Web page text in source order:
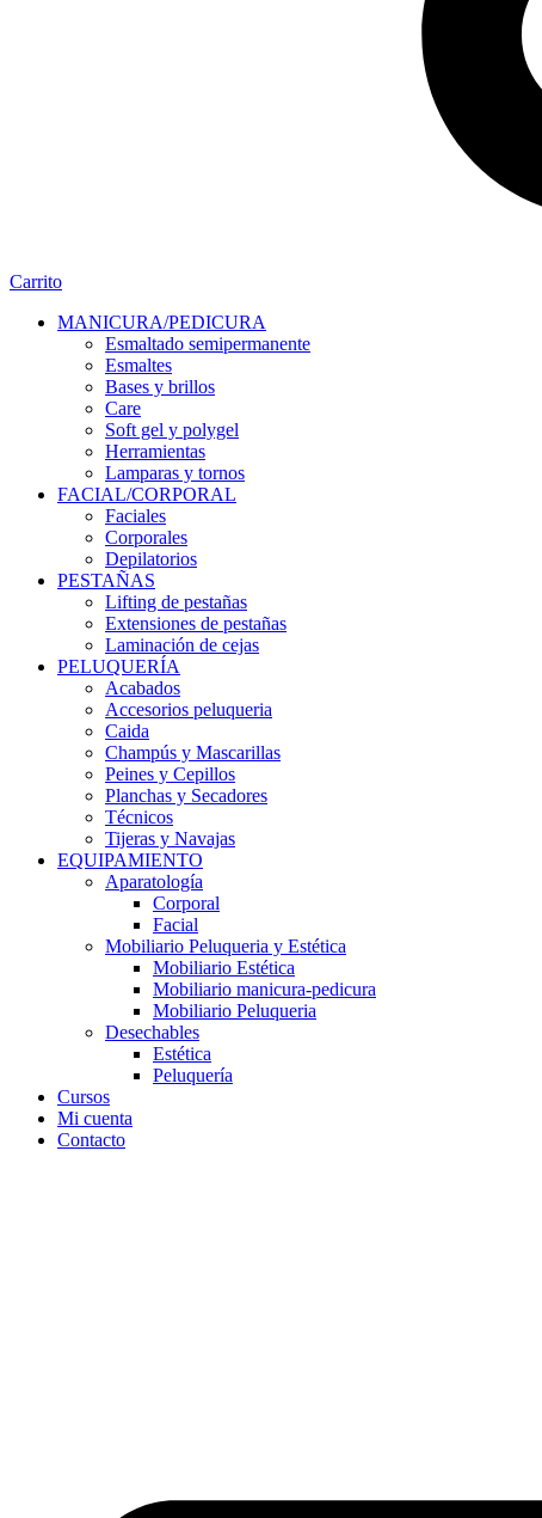
Carrito
MANICURA/PEDICURA
Esmaltado semipermanente
Esmaltes
Bases y brillos
Care
Soft gel y polygel
Herramientas
Lamparas y tornos
FACIAL/CORPORAL
Faciales
Corporales
Depilatorios
PESTAÑAS
Lifting de pestañas
Extensiones de pestañas
Laminación de cejas
PELUQUERÍA
Acabados
Accesorios peluqueria
Caida
Champús y Mascarillas
Peines y Cepillos
Planchas y Secadores
Técnicos
Tijeras y Navajas
EQUIPAMIENTO
Aparatología
Corporal
Facial
Mobiliario Peluqueria y Estética
Mobiliario Estética
Mobiliario manicura-pedicura
Mobiliario Peluqueria
Desechables
Estética
Peluquería
Cursos
Mi cuenta
Contacto